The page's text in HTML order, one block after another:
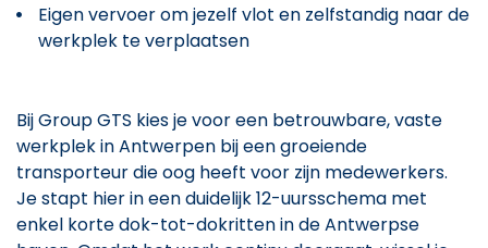
Eigen vervoer om jezelf vlot en zelfstandig naar de
werkplek te verplaatsen
Bij Group GTS kies je voor een betrouwbare, vaste
werkplek in Antwerpen bij een groeiende
transporteur die oog heeft voor zijn medewerkers.
Je stapt hier in een duidelijk 12-uursschema met
enkel korte dok-tot-dokritten in de Antwerpse